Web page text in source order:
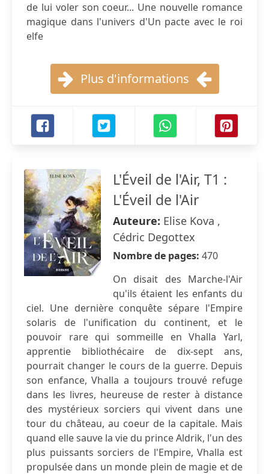
de lui voler son coeur... Une nouvelle romance
magique dans l'univers d'Un pacte avec le roi
elfe
Plus d'informations
L'Éveil de l'Air, T1 :
L'Éveil de l'Air
Auteure: Elise Kova ,
Cédric Degottex
Nombre de pages: 470
On disait des Marche-l'Air
qu'ils étaient les enfants du
ciel. Une dernière conquête sépare l'Empire
solaris de l'unification du continent, et le
pouvoir rare qui sommeille en Vhalla Yarl,
apprentie bibliothécaire de dix-sept ans,
pourrait changer le cours de la guerre. Depuis
son enfance, Vhalla a toujours trouvé refuge
dans les livres, heureuse de rester à distance
des mystérieux sorciers qui vivent dans une
tour du château, au coeur de la capitale. Mais
quand elle sauve la vie du prince Aldrik, l'un des
plus puissants sorciers de l'Empire, Vhalla est
propulsée dans un monde plein de magie et de